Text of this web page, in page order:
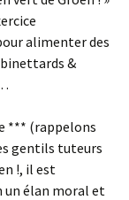
alimenter des
&
*** (rappelons
gentils tuteurs
!, il est
un élan moral et